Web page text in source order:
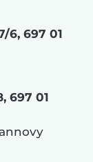
6, 697 01
697 01